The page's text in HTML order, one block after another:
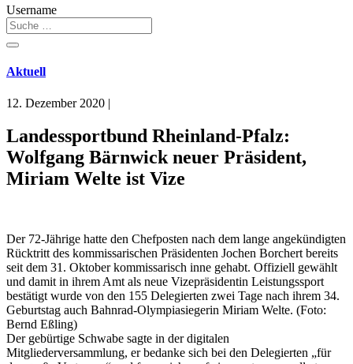
Username
Aktuell
12. Dezember 2020 |
Landessportbund Rheinland-Pfalz:
Wolfgang Bärnwick neuer Präsident,
Miriam Welte ist Vize
Der 72-Jährige hatte den Chefposten nach dem lange angekündigten
Rücktritt des kommissarischen Präsidenten Jochen Borchert bereits
seit dem 31. Oktober kommissarisch inne gehabt. Offiziell gewählt
und damit in ihrem Amt als neue Vizepräsidentin Leistungssport
bestätigt wurde von den 155 Delegierten zwei Tage nach ihrem 34.
Geburtstag auch Bahnrad-Olympiasiegerin Miriam Welte. (Foto:
Bernd Eßling)
Der gebürtige Schwabe sagte in der digitalen
Mitgliederversammlung, er bedanke sich bei den Delegierten „für